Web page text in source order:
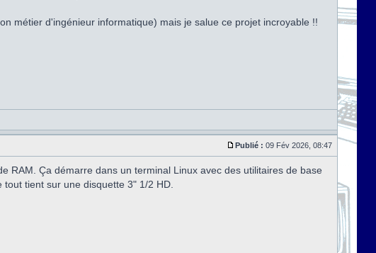
métier d'ingénieur informatique) mais je salue ce projet incroyable !!
Publié : 09 Fév 2026, 08:47
RAM. Ça démarre dans un terminal Linux avec des utilitaires de base
tient sur une disquette 3" 1/2 HD.